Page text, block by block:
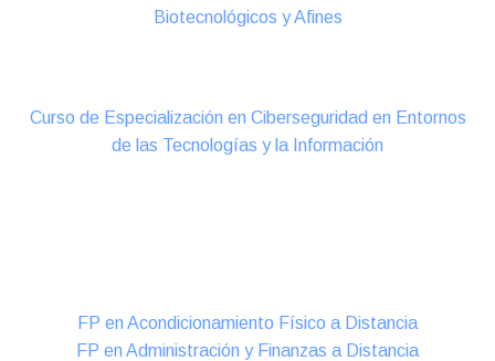
Biotecnológicos y Afines
Curso de Especialización en Ciberseguridad en Entornos
de las Tecnologías y la Información
FP en Acondicionamiento Físico a Distancia
FP en Administración y Finanzas a Distancia